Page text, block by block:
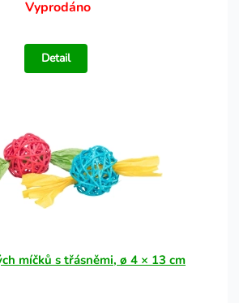
Vyprodáno
Detail
míčků s třásněmi, ø 4 × 13 cm